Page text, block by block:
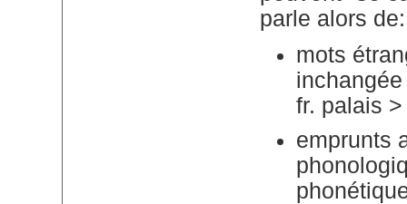
parle alors de:
mots
fr. palais
emprunts